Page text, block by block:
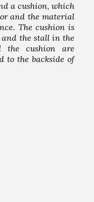
a cushion, which
and the material
The cushion is
and the stall in the
the cushion are
to the backside of